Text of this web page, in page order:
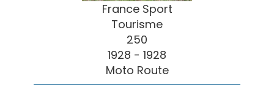
France Sport
Tourisme
250
1928 - 1928
Moto Route